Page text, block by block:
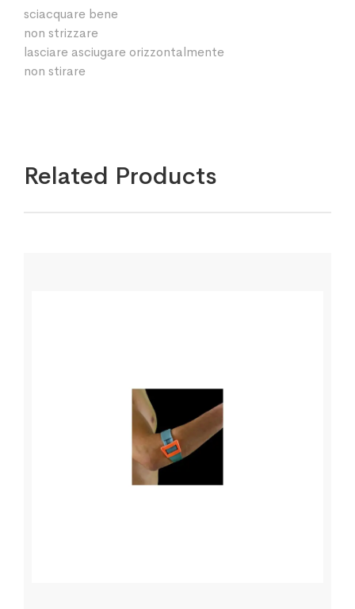
sciacquare bene
non strizzare
lasciare asciugare orizzontalmente
non stirare
Related Products